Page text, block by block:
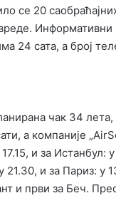
се 20
24 сата, а број
чак 34
а компаније
и за Истанбул:
и за Париз: у
и први за Беч.